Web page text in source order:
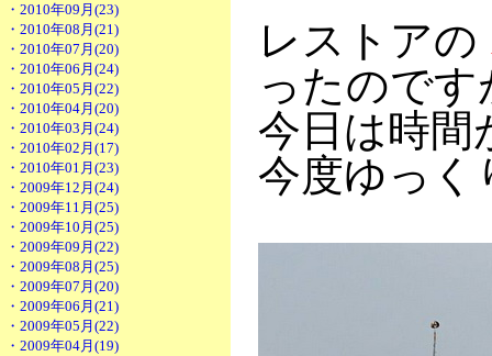
・2010年09月(23)
・2010年08月(21)
・2010年07月(20)
・2010年06月(24)
・2010年05月(22)
・2010年04月(20)
・2010年03月(24)
・2010年02月(17)
・2010年01月(23)
・2009年12月(24)
・2009年11月(25)
・2009年10月(25)
・2009年09月(22)
・2009年08月(25)
・2009年07月(20)
・2009年06月(21)
・2009年05月(22)
・2009年04月(19)
レストアの
ったのです
今日は時間
今度ゆっく